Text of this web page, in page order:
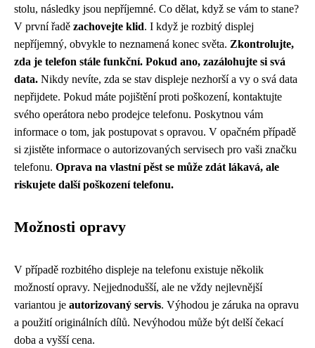
stolu, následky jsou nepříjemné. Co dělat, když se vám to stane?
V první řadě zachovejte klid. I když je rozbitý displej
nepříjemný, obvykle to neznamená konec světa. Zkontrolujte,
zda je telefon stále funkční. Pokud ano, zazálohujte si svá
data. Nikdy nevíte, zda se stav displeje nezhorší a vy o svá data
nepřijdete. Pokud máte pojištění proti poškození, kontaktujte
svého operátora nebo prodejce telefonu. Poskytnou vám
informace o tom, jak postupovat s opravou. V opačném případě
si zjistěte informace o autorizovaných servisech pro vaši značku
telefonu. Oprava na vlastní pěst se může zdát lákavá, ale
riskujete další poškození telefonu.
Možnosti opravy
V případě rozbitého displeje na telefonu existuje několik
možností opravy. Nejjednodušší, ale ne vždy nejlevnější
variantou je autorizovaný servis. Výhodou je záruka na opravu
a použití originálních dílů. Nevýhodou může být delší čekací
doba a vyšší cena.